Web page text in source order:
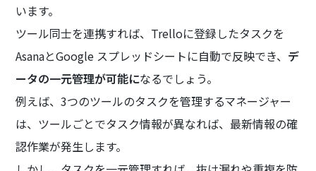
います。
ツール同士を連携すれば、Trelloに登録したタスクを
AsanaとGoogle スプレッドシートに自動で反映でき、 デ
ータの一元管理が可能になるでしょう。
例えば、3つのツールのタスクを管理するマネージャー
は、ツールごとでタスク情報が異なれば、最新情報の確
認作業が発生します。